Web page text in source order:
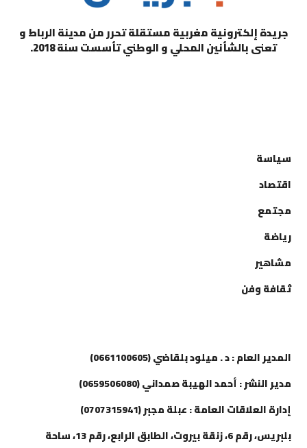
جريدة إلكترونية مغربية مستقلة تحرر من مدينة الرباط و
تعنى بالشأنين المحلي و الوطني تأسست سنة 2018.
سياسة
اقتصاد
مجتمع
رياضة
مشاهير
ثقافة وفن
المدير العام : د . ميلود بلقاضي (0661100605)
مدير النشر : أحمد الهيبة صمداني (0659506080)
إدارة العلاقات العامة : عبلة مجبر (0707315941)
بلبريس، رقم 6، زنقة بيروت، الطابق الرابع، رقم 13، ساحة